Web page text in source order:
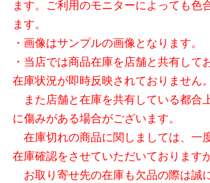
ます。ご利用のモニターによっても色
ます。
・画像はサンプルの画像となります。
・当店では商品在庫を店舗と共有して
在庫状況が即時反映されておりません。
また店舗と在庫を共有している都合
に傷みがある場合がございます。
在庫切れの商品に関しましては、一
在庫確認をさせていただいておりますが
お取り寄せ先の在庫も欠品の際は誠